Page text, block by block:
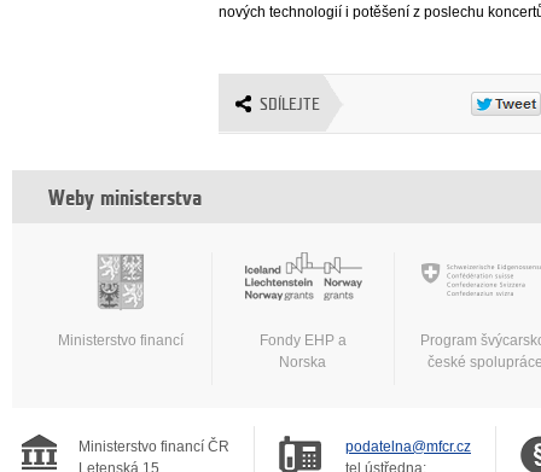
nových technologií i potěšení z poslechu
SDÍLEJTE
Weby ministerstva
Ministerstvo financí
Fondy EHP a
Norska
Program
české
Ministerstvo financí ČR
Letenská 15
podatelna@mfcr.cz
tel.ústředna: